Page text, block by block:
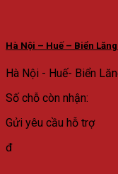
Hà Nội – Huế – Biển
Hà Nội - Huế- Biển
Số chỗ còn nhận:
Gửi yêu cầu hỗ trợ
đ